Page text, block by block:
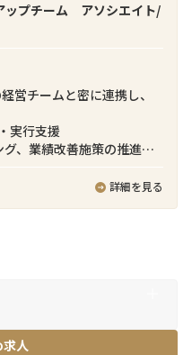
ップチーム アソシエイト/
営チームと密に連携し、
実行支援
グ、業績改善施策の推進
改善（SCM、商品戦略等）
ィング・コミュニケーショ
詳細を見る
求人